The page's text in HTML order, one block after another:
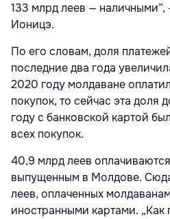
133 млрд леев — наличными”,
Ионицэ.
По его словам, доля
последние два года
2020 году молдаване
покупок, то сейчас эта доля
году с банковской картой
всех покупок.
40,9 млрд леев
выпущенным в Молдове.
леев, оплаченных
иностранными картами. „Как